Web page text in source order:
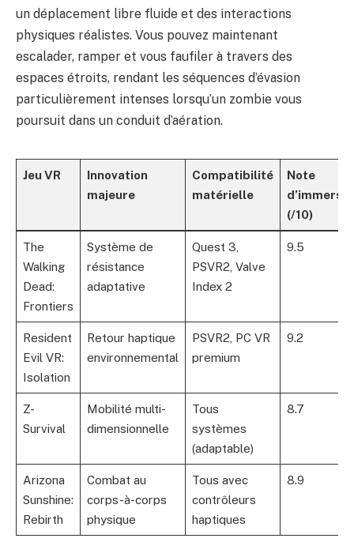
un déplacement libre fluide et des interactions
physiques réalistes. Vous pouvez maintenant
escalader, ramper et vous faufiler à travers des
espaces étroits, rendant les séquences d’évasion
particulièrement intenses lorsqu’un zombie vous
poursuit dans un conduit d’aération.
Jeu VR
Innovation
majeure
Compatibilité
matérielle
Note
(/10)
The
Walking
Dead:
Frontiers
Système de
résistance
adaptative
Quest 3,
PSVR2, Valve
Index 2
9.5
Resident
Evil VR:
Isolation
Retour haptique
environnemental
PSVR2, PC VR
premium
9.2
Z-
Survival
Mobilité multi-
dimensionnelle
Tous
systèmes
(adaptable)
8.7
Arizona
Sunshine:
Rebirth
Combat au
corps-à-corps
physique
Tous avec
contrôleurs
haptiques
8.9